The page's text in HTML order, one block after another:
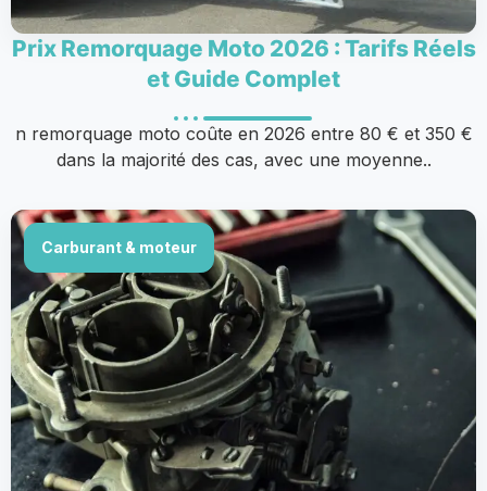
Prix Remorquage Moto 2026 : Tarifs Réels
et Guide Complet
n remorquage moto coûte en 2026 entre 80 € et 350 €
dans la majorité des cas, avec une moyenne..
Carburant & moteur